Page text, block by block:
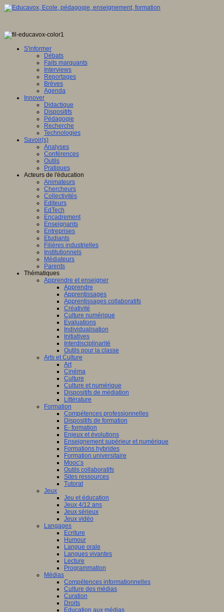
S'informer
Débats
Faits marquants
Interviews
Reportages
Brèves
Agenda
Innover
Didactique
Dispositifs
Pédagogie
Recherche
Technologies
Savoir(s)
Analyses
Conférences
Outils
Pratiques
Acteurs de l'éducation
Animateurs
Chercheurs
Collectivités
Editeurs
EdTech
Encadrement
Enseignants
Entreprises
Etudiants
Filières industrielles
Institutionnels
Médiateurs
Parents
Thématiques
Apprendre et enseigner
Apprendre
Apprentissages
Apprentissages collaboratifs
Créativité
Culture numérique
Evaluations
Individualisation
Initiatives
Interdisciplinarité
Outils pour la classe
Arts et Culture
Art
Cinéma
Culture
Culture et numérique
Dispositifs de médiation
Littérature
Formation
Compétences professionnelles
Dispositifs de formation
E- formation
Enjeux et évolutions
Enseignement supérieur et numérique
Formations hybrides
Formation universitaire
Mooc’s
Outils collaboratifs
Sites ressources
Tutorat
Jeux
Jeu et éducation
Jeux 4/12 ans
Jeux sérieux
Jeux vidéo
Langages
Ecriture
Humour
Langue orale
Langues vivantes
Lecture
Programmation
Médias
Compétences informationnelles
Culture des médias
Curation
Droits
Education aux médias